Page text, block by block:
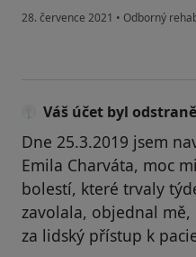
28. července 2021 • Odborný
Váš účet byl
Dne 25.3.2019 jsem
Emila Charváta, moc
bolestí, které trvaly
zavolala, objednal
za lidský přístup k